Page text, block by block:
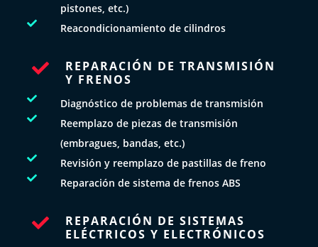
pistones, etc.)
 Reacondicionamiento de cilindros

REPARACIÓN DE TRANSMISIÓN
Y FRENOS
 Diagnóstico de problemas de transmisión

Reemplazo de piezas de transmisión
(embragues, bandas, etc.)
 Revisión y reemplazo de pastillas de freno
 Reparación de sistema de frenos ABS

REPARACIÓN DE SISTEMAS
ELÉCTRICOS Y ELECTRÓNICOS